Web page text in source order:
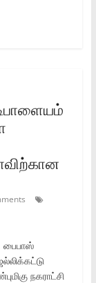
பைபாஸ்‌
நகராட்சி